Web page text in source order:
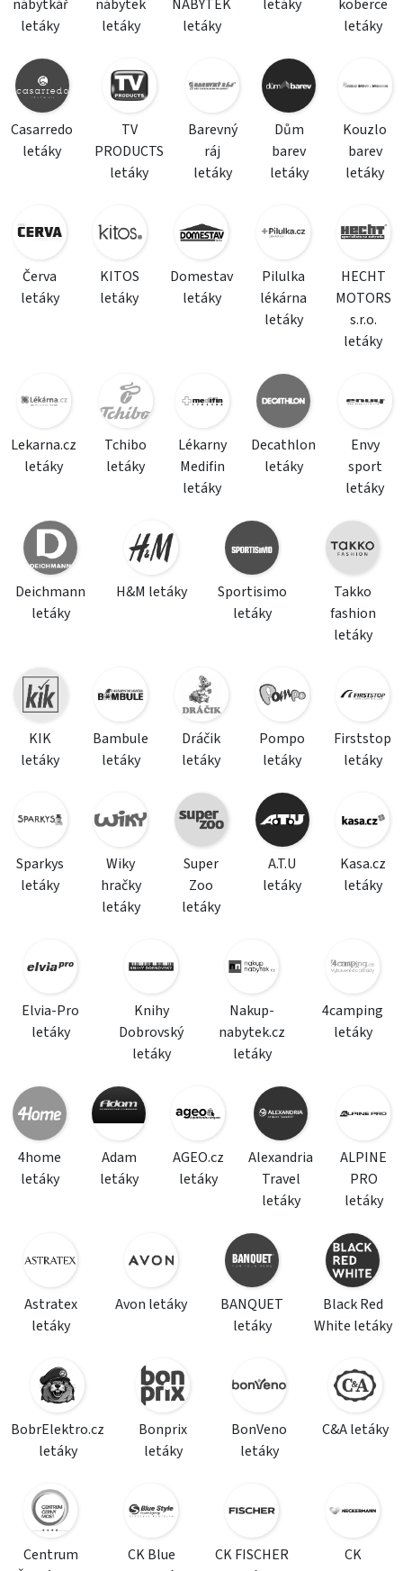
nábytkář
letáky
nábytek
letáky
NÁBYTEK
letáky
letáky
koberce
letáky
Casarredo
letáky
TV
PRODUCTS
letáky
Barevný
ráj
letáky
Dům
barev
letáky
Kouzlo
barev
letáky
Červa
letáky
KITOS
letáky
Domestav
letáky
Pilulka
lékárna
letáky
HECHT
MOTORS
s.r.o.
letáky
Lekarna.cz
letáky
Tchibo
letáky
Lékarny
Medifin
letáky
Decathlon
letáky
Envy
sport
letáky
Deichmann
letáky
H&M letáky
Sportisimo
letáky
Takko
fashion
letáky
KIK
letáky
Bambule
letáky
Dráčik
letáky
Pompo
letáky
Firststop
letáky
Sparkys
letáky
Wiky
hračky
letáky
Super
Zoo
letáky
A.T.U
letáky
Kasa.cz
letáky
Elvia-Pro
letáky
Knihy
Dobrovský
letáky
Nakup-
nabytek.cz
letáky
4camping
letáky
4home
letáky
Adam
letáky
AGEO.cz
letáky
Alexandria
Travel
letáky
ALPINE
PRO
letáky
Astratex
letáky
Avon letáky
BANQUET
letáky
Black Red
White letáky
BobrElektro.cz
letáky
Bonprix
letáky
BonVeno
letáky
C&A letáky
Centrum
CK Blue
CK FISCHER
CK